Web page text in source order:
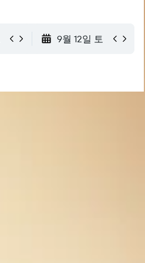
9월 12일 토